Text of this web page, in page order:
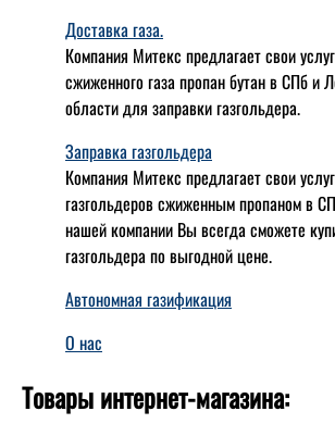
Доставка газа.
Компания Митекс предлагает свои
сжиженного газа пропан бутан в СПб и
области для заправки газгольдера.
Заправка газгольдера
Компания Митекс предлагает свои
газгольдеров сжиженным пропаном в
нашей компании Вы всегда сможете
газгольдера по выгодной цене.
Автономная газификация
О нас
Товары интернет-магазина: